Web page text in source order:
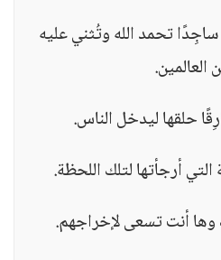
تحمد الله وتُثني عليه
حلقها ليدخل الناس.
أرجأتها لتلك اللحظة.
أنت تسعى لإخراجهم.